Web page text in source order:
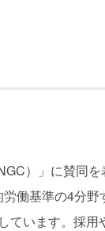
）」に賛同を
働基準の4分野
ています。採用